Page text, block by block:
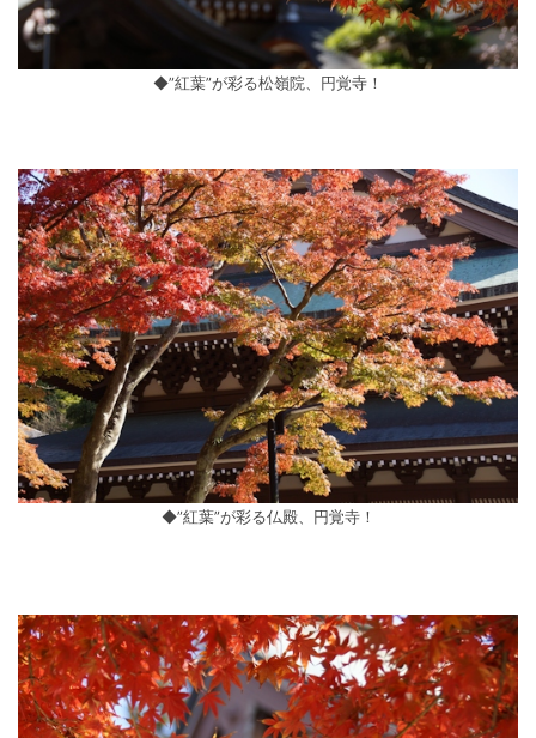
◆”紅葉”が彩る松嶺院、円覚寺！
◆”紅葉”が彩る仏殿、円覚寺！